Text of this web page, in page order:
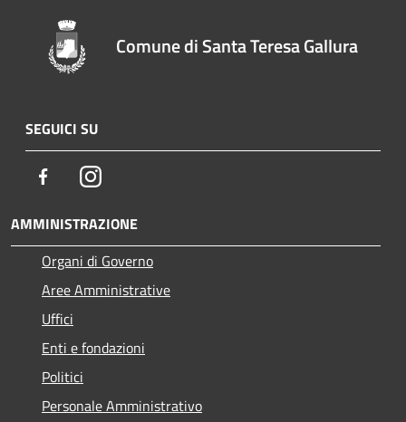
Comune di Santa Teresa Gallura
SEGUICI SU
FacebookInstagram
AMMINISTRAZIONE
Organi di Governo
Aree Amministrative
Uffici
Enti e fondazioni
Politici
Personale Amministrativo